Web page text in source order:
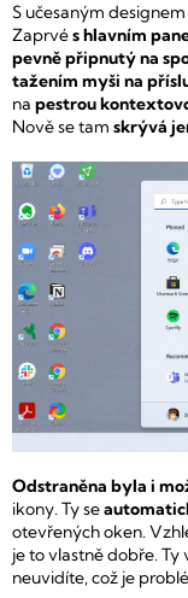
S učesaným
Zaprvés hlavním
pevně připnutý na
tažením myši na
na pestrou
Nově se tam skrývá
Odstraněna byla i
ikony. Ty se
otevřených oken.
je to vlastně dobře.
neuvidíte, což je